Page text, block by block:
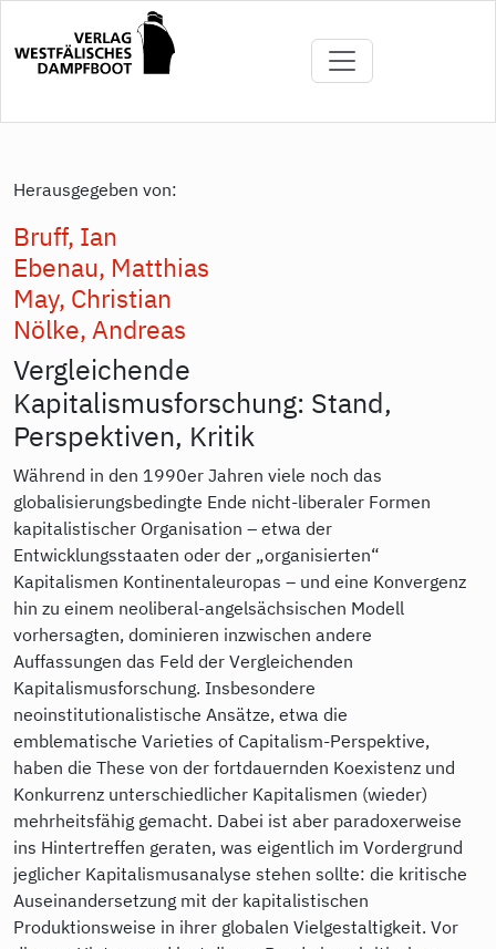
Inhalt
Herausgegeben von:
Bruff, Ian
Ebenau, Matthias
May, Christian
Nölke, Andreas
Vergleichende
Kapitalismusforschung: Stand,
Perspektiven, Kritik
Während in den 1990er Jahren viele noch das
globalisierungsbedingte Ende nicht-liberaler Formen
kapitalistischer Organisation – etwa der
Entwicklungsstaaten oder der „organisierten“
Kapitalismen Kontinentaleuropas – und eine Konvergenz
hin zu einem neoliberal-angelsächsischen Modell
vorhersagten, dominieren inzwischen andere
Auffassungen das Feld der Vergleichenden
Kapitalismusforschung. Insbesondere
neoinstitutionalistische Ansätze, etwa die
emblematische Varieties of Capitalism-Perspektive,
haben die These von der fortdauernden Koexistenz und
Konkurrenz unterschiedlicher Kapitalismen (wieder)
mehrheitsfähig gemacht. Dabei ist aber paradoxerweise
ins Hintertreffen geraten, was eigentlich im Vordergrund
jeglicher Kapitalismusanalyse stehen sollte: die kritische
Auseinandersetzung mit der kapitalistischen
Produktionsweise in ihrer globalen Vielgestaltigkeit. Vor